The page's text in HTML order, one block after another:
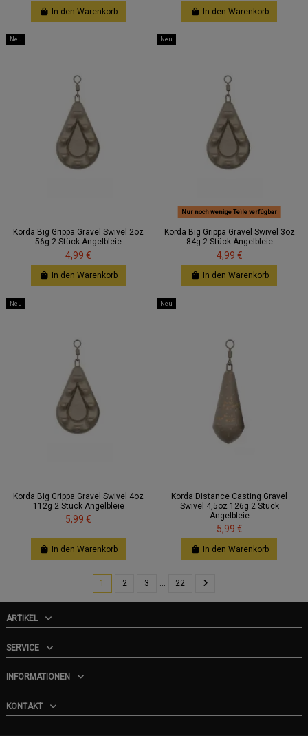
In den Warenkorb In den Warenkorb
Neu
Korda Big Grippa Gravel Swivel 2oz
56g 2 Stück Angelbleie
4,99 €
In den Warenkorb
Neu
Nur noch wenige Teile verfügbar
Korda Big Grippa Gravel Swivel 3oz
84g 2 Stück Angelbleie
4,99 €
In den Warenkorb
Neu
Korda Big Grippa Gravel Swivel 4oz
112g 2 Stück Angelbleie
5,99 €
In den Warenkorb
Neu
Korda Distance Casting Gravel
Swivel 4,5oz 126g 2 Stück
Angelbleie
5,99 €
In den Warenkorb
1 2 3 … 22
ARTIKEL
SERVICE
INFORMATIONEN
KONTAKT